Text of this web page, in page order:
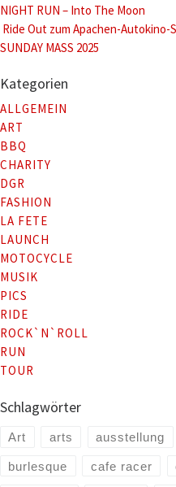
NIGHT RUN – Into The Moon
Ride Out zum Apachen-Autokino-
SUNDAY MASS 2025
Kategorien
ALLGEMEIN
ART
BBQ
CHARITY
DGR
FASHION
LA FETE
LAUNCH
MOTOCYCLE
MUSIK
PICS
RIDE
ROCK`N`ROLL
RUN
TOUR
Schlagwörter
Art arts ausstellung
burlesque cafe racer